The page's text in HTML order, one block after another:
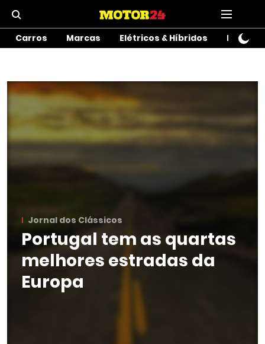
Carros Marcas Elétricos & Híbridos Motos
Jornal dos Clássicos
Portugal tem as quartas
melhores estradas da
Europa